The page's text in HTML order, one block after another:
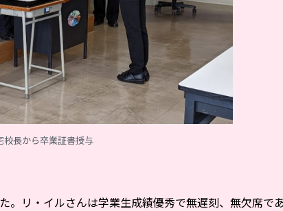
校長から卒業証書授与
リ・イルさんは学業生成績優秀で無遅刻、無欠席で